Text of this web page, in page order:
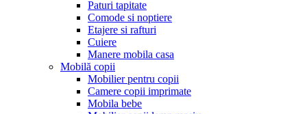
Paturi tapitate
Comode si noptiere
Etajere si rafturi
Cuiere
Manere mobila casa
Mobilă copii
Mobilier pentru copii
Camere copii imprimate
Mobila bebe